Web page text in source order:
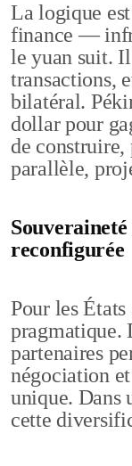
La logique
finance —
le yuan suit.
transactions,
bilatéral.
dollar pour
de construire,
parallèle,
reconfigurée
Pour les
pragmatique.
partenaires
négociation
unique. Dans
cette